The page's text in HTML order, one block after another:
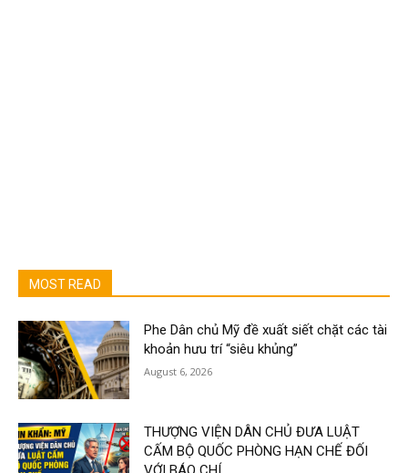
MOST READ
Phe Dân chủ Mỹ đề xuất siết chặt các tài
khoản hưu trí “siêu khủng”
August 6, 2026
THƯỢNG VIỆN DÂN CHỦ ĐƯA LUẬT
CẤM BỘ QUỐC PHÒNG HẠN CHẾ ĐỐI